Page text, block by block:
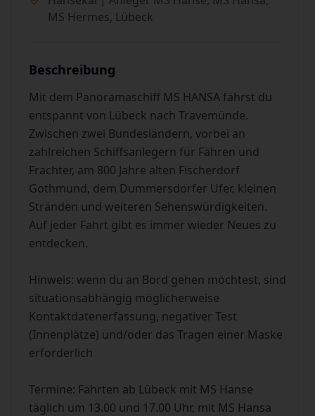
MS Hermes, Lübeck
Beschreibung
Mit dem Panoramaschiff MS HANSA fährst du
entspannt von Lübeck nach Travemünde.
Zwischen zwei Bundesländern, vorbei an
zahlreichen Schiffsanlegern für Fähren und
Frachter, am 800 Jahre alten Fischerdorf
Gothmund, dem Dummersdorfer Ufer, kleinen
Stränden und weiteren Sehenswürdigkeiten.
Auf jeder Fahrt gibt es immer wieder Neues zu
entdecken.
Hinweis: wenn du an Bord gehen möchtest, sind
situationsabhängig möglicherweise
Kontaktdatenerfassung, negativer Test
(Innenplätze) und/oder das Tragen einer Maske
erforderlich
Termine: Fahrten ab Lübeck mit MS Hanse
täglich um 13.00 und 17.00 Uhr, mit MS Hansa